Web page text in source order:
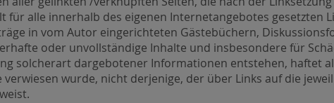
für alle innerhalb des eigenen Internetangebotes gesetzten
in vom Autor eingerichteten Gästebüchern,
oder unvollständige Inhalte und insbesondere für
solcherart dargebotener Informationen entstehen, haftet
wurde, nicht derjenige, der über Links auf die